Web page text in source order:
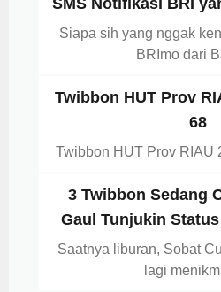
Siapa sih yang nggak
BRImo dari
Twibbon HUT Prov
68
Twibbon HUT Prov RIAU
3 Twibbon Sedang
Gaul Tunjukin
Saatnya liburan, Sobat
lagi